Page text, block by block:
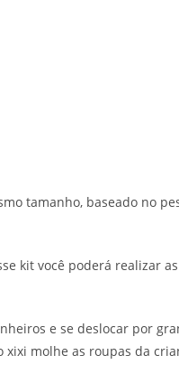
tamanho, baseado no
kit você poderá realizar
e se deslocar por
xixi molhe as roupas da